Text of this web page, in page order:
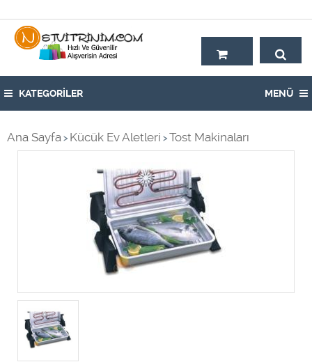
KATEGORİLER MENÜ
Ana Sayfa > Kücük Ev Aletleri > Tost Makinaları